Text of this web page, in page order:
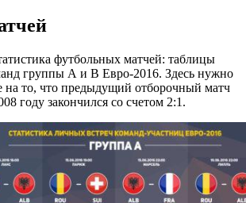
футбольных матчей: таблицы
группы А и В Евро-2016. Здесь нужно
на то, что предыдущий отборочный матч
году закончился со счетом 2:1.